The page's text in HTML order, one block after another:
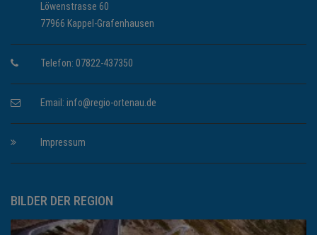
Löwenstrasse 60
77966 Kappel-Grafenhausen
Telefon: 07822-437350
Email: info@regio-ortenau.de
Impressum
BILDER DER REGION